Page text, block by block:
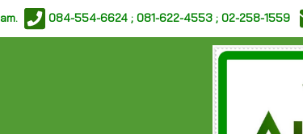
084-554-6624 ; 081-622-4553 ; 02-258-1559